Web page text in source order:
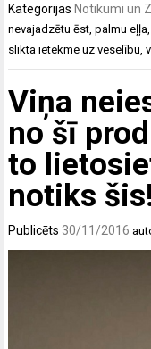
KategorijasNotikumi un
nevajadzētu ēst ,palmu eļļa
slikta ietekme uz veselību ,
Viņa
no šī
to
notiks
Publicēts 30/11/2016